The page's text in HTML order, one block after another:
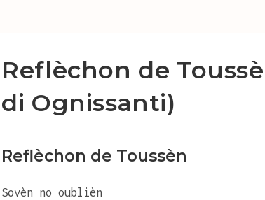
Reflèchon de
di Ognissanti)
Reflèchon de Toussèn
Sovèn no oublièn